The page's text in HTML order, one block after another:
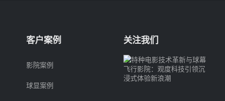
客户案例
影院案例
球显案例
关注我们